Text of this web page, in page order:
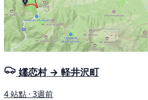
嬬恋村 → 軽井沢町
4 站點 · 3週前